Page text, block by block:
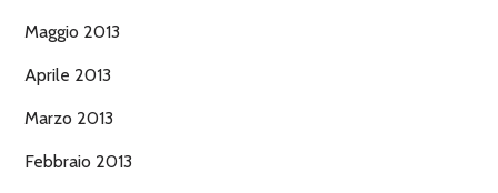
Maggio 2013
Aprile 2013
Marzo 2013
Febbraio 2013